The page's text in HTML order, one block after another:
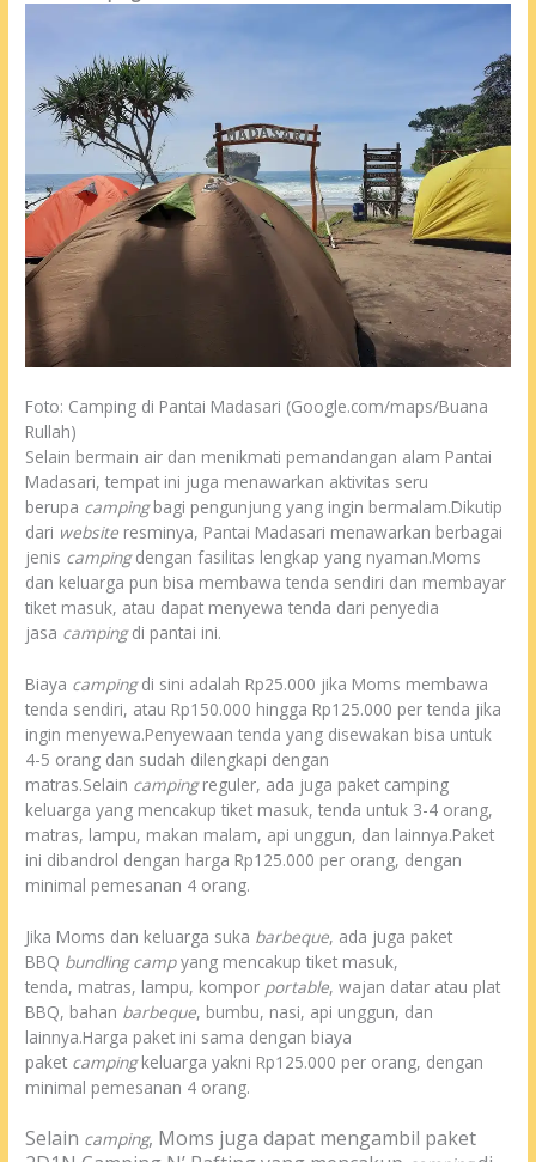
Foto: Camping di Pantai Madasari (Google.com/maps/Buana
Rullah)
Selain bermain air dan menikmati pemandangan alam Pantai
Madasari, tempat ini juga menawarkan aktivitas seru
berupa campingbagi pengunjung yang ingin bermalam.Dikutip
dari website resminya, Pantai Madasari menawarkan berbagai
jenis campingdengan fasilitas lengkap yang nyaman.Moms
dan keluarga pun bisa membawa tenda sendiri dan membayar
tiket masuk, atau dapat menyewa tenda dari penyedia
jasa campingdi pantai ini.
Biaya campingdi sini adalah Rp25.000 jika Moms membawa
tenda sendiri, atau Rp150.000 hingga Rp125.000 per tenda jika
ingin menyewa.Penyewaan tenda yang disewakan bisa untuk
4-5 orang dan sudah dilengkapi dengan
matras.Selain campingreguler, ada juga paket camping
keluarga yang mencakup tiket masuk, tenda untuk 3-4 orang,
matras, lampu, makan malam, api unggun, dan lainnya.Paket
ini dibandrol dengan harga Rp125.000 per orang, dengan
minimal pemesanan 4 orang.
Jika Moms dan keluarga suka barbeque, ada juga paket
BBQ bundling campyang mencakup tiket masuk,
tenda, matras, lampu, kompor portable, wajan datar atau plat
BBQ, bahan barbeque, bumbu, nasi, api unggun, dan
lainnya.Harga paket ini sama dengan biaya
paket campingkeluarga yakni Rp125.000 per orang, dengan
minimal pemesanan 4 orang.
Selain camping, Moms juga dapat mengambil paket